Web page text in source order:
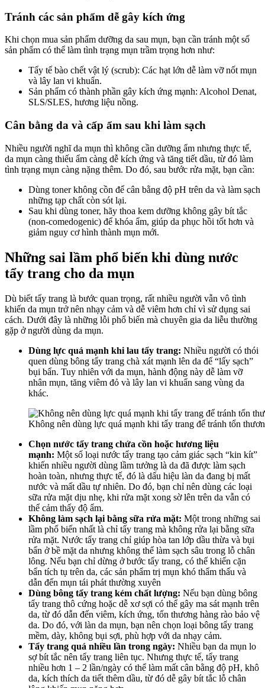
Tránh các sản phẩm dễ gây kích ứng
Khi chọn mua sản phẩm dưỡng da sau mụn, bạn cần tránh một số
sản phẩm có thể làm tình trạng mụn trầm trọng hơn như:
Tẩy tế bào chết vật lý (scrub): Các hạt lớn dễ làm vỡ nốt mụn
và lây lan vi khuẩn.
Sản phẩm có thành phần gây kích ứng mạnh: Alcohol Denat,
SLS/SLES, hương liệu nồng.
Cân bằng da và cấp ẩm sau khi làm sạch
Nhiều người nghĩ da mụn thì không cần dưỡng ẩm nhưng thực tế,
da mụn càng thiếu ẩm càng dễ kích ứng và tăng tiết dầu, từ đó làm
tình trạng mụn càng nặng thêm. Do đó, sau bước rửa mặt, bạn cần:
Dùng toner không cồn để cân bằng độ pH trên da và làm sạch
những tạp chất còn sót lại.
Sau khi dùng toner, hãy thoa kem dưỡng không gây bít tắc
(non-comedogenic) để khóa ẩm, giúp da phục hồi tốt hơn và
giảm nguy cơ hình thành mụn mới.
Những sai lầm phổ biến khi dùng nước
tẩy trang cho da mụn
Dù biết tẩy trang là bước quan trọng, rất nhiều người vẫn vô tình
khiến da mụn trở nên nhạy cảm và dễ viêm hơn chỉ vì sử dụng sai
cách. Dưới đây là những lỗi phổ biến mà chuyên gia da liễu thường
gặp ở người dùng da mụn.
Dùng lực quá mạnh khi lau tẩy trang: Nhiều người có thói
quen dùng bông tẩy trang chà xát mạnh lên da để “lấy sạch”
bụi bẩn. Tuy nhiên với da mụn, hành động này dễ làm vỡ
nhân mụn, tăng viêm đỏ và lây lan vi khuẩn sang vùng da
khác.
Không nên dùng lực quá mạnh khi tẩy trang để tránh tổn
Chọn nước tẩy trang chứa cồn hoặc hương liệu
mạnh: Một số loại nước tẩy trang tạo cảm giác sạch “kin kít”
khiến nhiều người dùng lầm tưởng là da đã được làm sạch
hoàn toàn, nhưng thực tế, đó là dấu hiệu làn da đang bị mất
nước và mất dầu tự nhiên. Do đó, bạn chỉ nên dùng các loại
sữa rửa mặt dịu nhẹ, khi rửa mặt xong sờ lên trên da vẫn có
thể cảm thấy độ ẩm.
Không làm sạch lại bằng sữa rửa mặt: Một trong những sai
lầm phổ biến nhất là chỉ tẩy trang mà không rửa lại bằng sữa
rửa mặt. Nước tẩy trang chỉ giúp hòa tan lớp dầu thừa và bụi
bẩn ở bề mặt da nhưng không thể làm sạch sâu trong lỗ chân
lông. Nếu bạn chỉ dừng ở bước tẩy trang, có thể khiến cặn
bẩn tích tụ trên da, các sản phẩm trị mụn khó thẩm thấu và
dẫn đến mụn tái phát thường xuyên
Dùng bông tẩy trang kém chất lượng: Nếu bạn dùng bông
tẩy trang thô cứng hoặc dễ xơ sợi có thể gây ma sát mạnh trên
da, từ đó dẫn đến viêm, kích ứng, tổn thương hàng rào bảo vệ
da. Do đó, với làn da mụn, bạn nên chọn loại bông tẩy trang
mềm, dày, không bụi sợi, phù hợp với da nhạy cảm.
Tẩy trang quá nhiều lần trong ngày: Nhiều bạn da mụn lo
sợ bít tắc nên tẩy trang liên tục. Nhưng thực tế, tẩy trang
nhiều hơn 1 – 2 lần/ngày có thể làm mất cân bằng độ pH, khô
da, kích thích da tiết thêm dầu, từ đó dễ gây bít tắc lỗ chân